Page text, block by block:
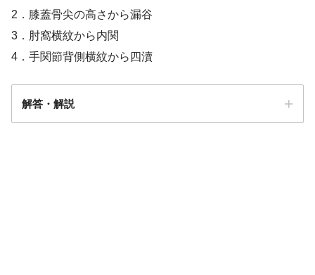
2．膝蓋骨尖の高さから漏谷
3．肘窩横紋から内関
4．手関節背側横紋から四瀆
解答・解説